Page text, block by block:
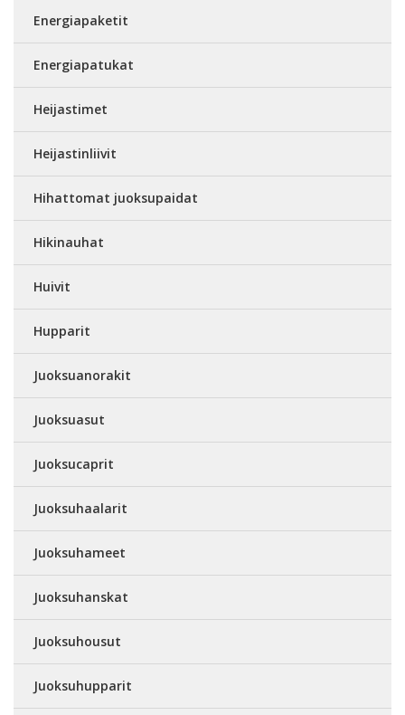
Energiapaketit
Energiapatukat
Heijastimet
Heijastinliivit
Hihattomat juoksupaidat
Hikinauhat
Huivit
Hupparit
Juoksuanorakit
Juoksuasut
Juoksucaprit
Juoksuhaalarit
Juoksuhameet
Juoksuhanskat
Juoksuhousut
Juoksuhupparit